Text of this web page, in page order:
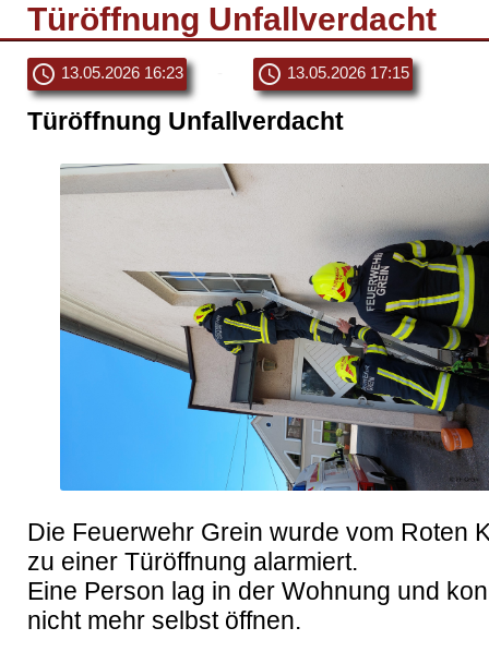
Türöffnung Unfallverdacht
schedule 13.05.2026 16:23 schedule 13.05.2026 17:15
Türöffnung Unfallverdacht
Die Feuerwehr Grein wurde vom Roten
zu einer Türöffnung alarmiert.
Eine Person lag in der Wohnung und
nicht mehr selbst öffnen.